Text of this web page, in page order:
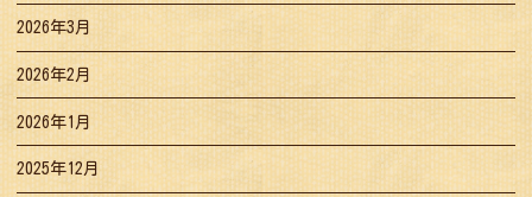
2026年3月
2026年2月
2026年1月
2025年12月